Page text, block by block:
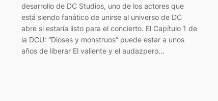
desarrollo de DC Studios, uno de los actores que
está siendo fanático de unirse al universo de DC
abre si estaría listo para el concierto. El Capítulo 1 de
la DCU: “Dioses y monstruos” puede estar a unos
años de liberar El valiente y el audazpero…